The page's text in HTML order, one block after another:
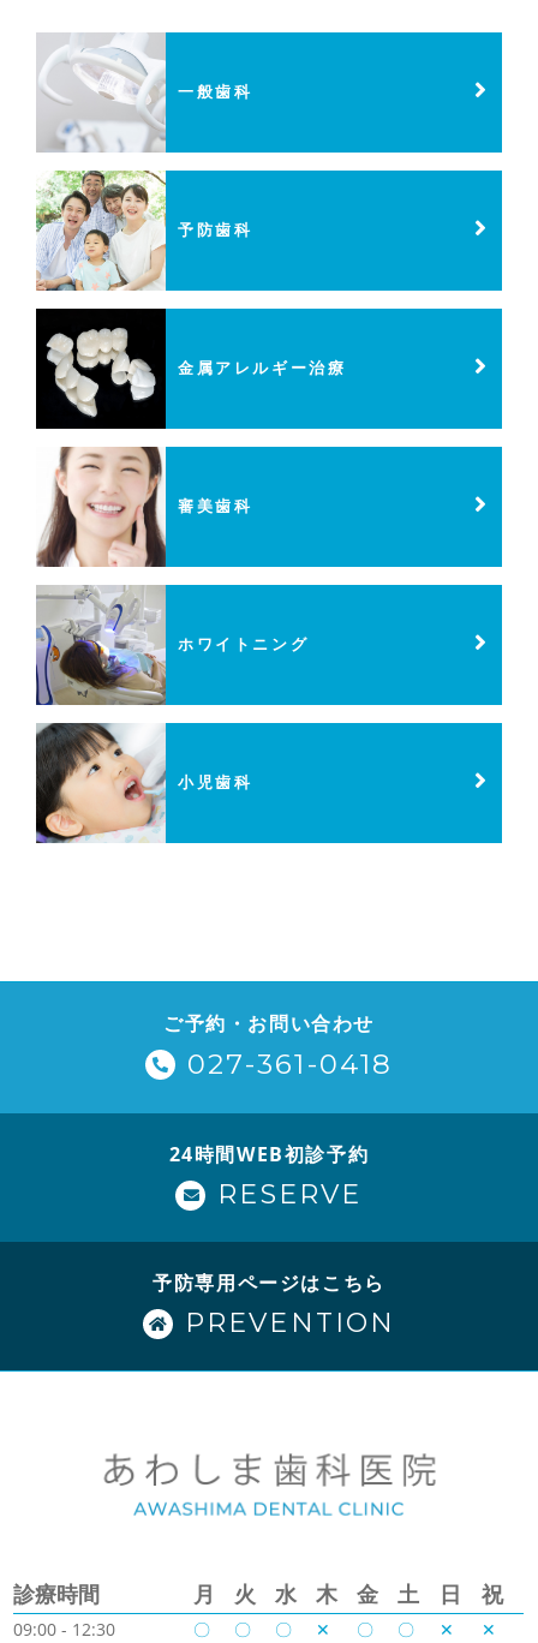
一般歯科
予防歯科
金属アレルギー治療
審美歯科
ホワイトニング
小児歯科
ご予約・お問い合わせ
027-361-0418
24時間WEB初診予約
RESERVE
予防専用ページはこちら
PREVENTION
診療時間 月 火 水 木 金 土 日 祝
09:00 - 12:30 〇 〇 〇 ✕ 〇 〇 ✕
✕